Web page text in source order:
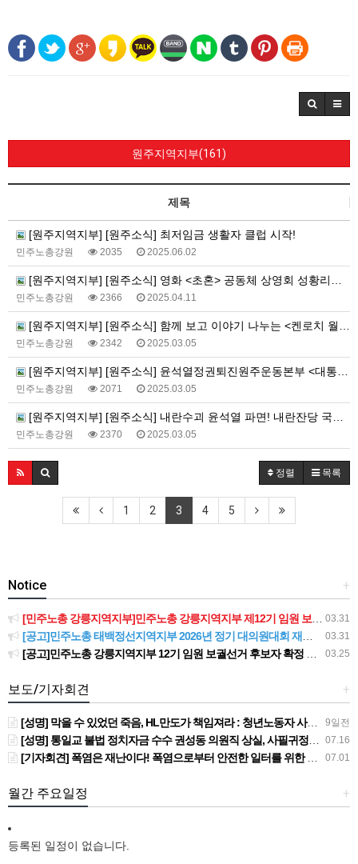
원주지역지부(161)
제목
[원주지역지부] [원주소식] 최저임금 생활자 클럽 시작!
민주노총강원 2035 2025.06.02
[원주지역지부] [원주소식] 영화 <초혼> 공동체 상영회 성황리에 성사!
민주노총강원 2366 2025.04.11
[원주지역지부] [원주소식] 함께 보고 이야기 나누는 <켄로치 월간감상회> 진행중!
민주노총강원 2342 2025.03.05
[원주지역지부] [원주소식] 윤석열정권퇴진원주운동본부 <대통령 윤석열을 파면한다!> 기자회견
민주노총강원 2071 2025.03.05
[원주지역지부] [원주소식] 내란수괴 윤석열 파면! 내란잔당 국민의힘 해체! 대시민 선전전
민주노총강원 2370 2025.03.05
정렬 목록
1 2 3 4 5
+
Notice
03.31
[민주노총 강릉지역지부]민주노총 강릉지역지부 제12기 임원 보궐선거결과 공고
03.31
[공고]민주노총 태백정선지역지부 2026년 정기 대의원대회 재소집 건
03.25
[공고]민주노총 강릉지역지부 12기 임원 보궐선거 후보자 확정 공고
+
보도/기자회견
9일전
[성명] 막을 수 있었던 죽음, HL만도가 책임져라 : 청년노동자 사망사고의 철저한 진상규명과 재발방지 대책 마련하라
07.16
[성명] 통일교 불법 정치자금 수수 권성동 의원직 상실, 사필귀정이다
07.01
[기자회견] 폭염은 재난이다! 폭염으로부터 안전한 일터를 위한 민주노총 강원지역본부 폭염감시단 선포 기자회견
+
월간 주요일정
등록된 일정이 없습니다.